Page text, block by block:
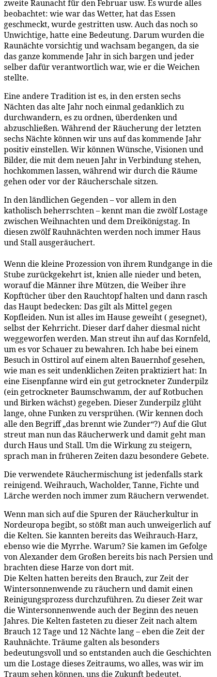
zweite Raunacht für den Februar usw. Es wurde alles
beobachtet: wie war das Wetter, hat das Essen
geschmeckt, wurde gestritten usw. Auch das noch so
Unwichtige, hatte eine Bedeutung. Darum wurden die
Raunächte vorsichtig und wachsam begangen, da sie
das ganze kommende Jahr in sich bargen und jeder
selber dafür verantwortlich war, wie er die Weichen
stellte.
Eine andere Tradition ist es, in den ersten sechs
Nächten das alte Jahr noch einmal gedanklich zu
durchwandern, es zu ordnen, überdenken und
abzuschließen. Während der Räucherung der letzten
sechs Nächte können wir uns auf das kommende Jahr
positiv einstellen. Wir können Wünsche, Visionen und
Bilder, die mit dem neuen Jahr in Verbindung stehen,
hochkommen lassen, während wir durch die Räume
gehen oder vor der Räucherschale sitzen.
In den ländlichen Gegenden – vor allem in den
katholisch beherrschten – kennt man die zwölf Lostage
zwischen Weihnachten und dem Dreikönigstag. In
diesen zwölf Rauhnächten werden noch immer Haus
und Stall ausgeräuchert.
Wenn die kleine Prozession von ihrem Rundgange in die
Stube zurückgekehrt ist, knien alle nieder und beten,
worauf die Männer ihre Mützen, die Weiber ihre
Kopftücher über den Rauchtopf halten und dann rasch
das Haupt bedecken: Das gilt als Mittel gegen
Kopfleiden. Nun ist alles im Hause geweiht ( gesegnet),
selbst der Kehrricht. Dieser darf daher diesmal nicht
weggeworfen werden. Man streut ihn auf das Kornfeld,
um es vor Schauer zu bewahren. Ich habe bei einem
Besuch in Osttirol auf einem alten Bauernhof gesehen,
wie man es seit undenklichen Zeiten praktiziert hat: In
eine Eisenpfanne wird ein gut getrockneter Zunderpilz
(ein getrockneter Baumschwamm, der auf Rotbuchen
und Birken wächst) gegeben. Dieser Zunderpilz glüht
lange, ohne Funken zu versprühen. (Wir kennen doch
alle den Begriff „das brennt wie Zunder“?) Auf die Glut
streut man nun das Räucherwerk und damit geht man
durch Haus und Stall. Um die Wirkung zu steigern,
sprach man in früheren Zeiten dazu besondere Gebete.
Die verwendete Räuchermischung ist jedenfalls stark
reinigend. Weihrauch, Wacholder, Tanne, Fichte und
Lärche werden noch immer zum Räuchern verwendet.
Wenn man sich auf die Spuren der Räucherkultur in
Nordeuropa begibt, so stößt man auch unweigerlich auf
die Kelten. Sie kannten bereits das Weihrauch-Harz,
ebenso wie die Myrrhe. Warum? Sie kamen im Gefolge
von Alexander dem Großen bereits bis nach Persien und
brachten diese Harze von dort mit.
Die Kelten hatten bereits den Brauch, zur Zeit der
Wintersonnenwende zu räuchern und damit einen
Reinigungsprozess durchzuführen. Zu dieser Zeit war
die Wintersonnenwende auch der Beginn des neuen
Jahres. Die Kelten fasteten zu dieser Zeit nach altem
Brauch 12 Tage und 12 Nächte lang – eben die Zeit der
Rauhnächte. Träume galten als besonders
bedeutungsvoll und so entstanden auch die Geschichten
um die Lostage dieses Zeitraums, wo alles, was wir im
Traum sehen können, uns die Zukunft bedeutet.